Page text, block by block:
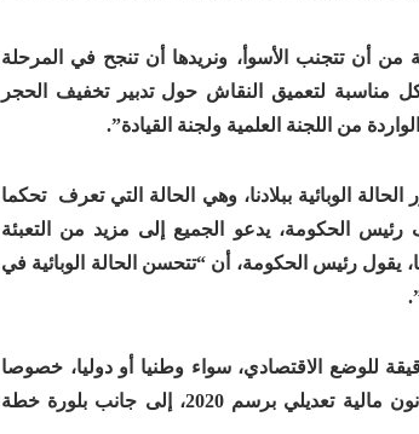
أن تتجنب الأسوأ، ونريدها أن تنجح في المرحلة
مناسبة لتعميق النقاش حول تدبير تخفيف الحجر
من اللجنة العلمية ولجنة القيادة”.
الوبائية ببلادنا، وهي الحالة التي تعرف تحكما
الحكومة، يدعو الجميع إلى مزيد من التعبئة
يقول رئيس الحكومة، أن “تتحسن الحالة الوبائية في
للوضع الاقتصادي، سواء وطنيا أو دوليا، خصوصا
على مستوى الشركاء الاقتصاديين، مبرزا توجه بلادنا نحو اعتماد قانون مالية تعديلي برسم 2020، إلى جانب بلورة خطة